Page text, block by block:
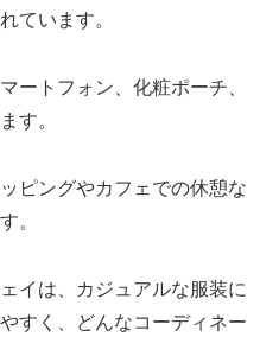
ています。
ートフォン、化粧ポーチ、
す。
ピングやカフェでの休憩な
。
イは、カジュアルな服装に
すく、どんなコーディネー